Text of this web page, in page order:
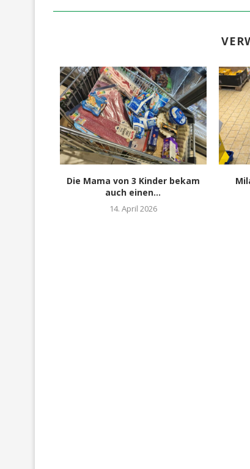
Die Mama von 3 Kinder bekam
auch einen...
14. April 2026